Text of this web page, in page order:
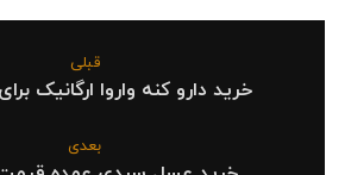
قبلی
خرید دارو کنه واروا ارگانیک
بعدی